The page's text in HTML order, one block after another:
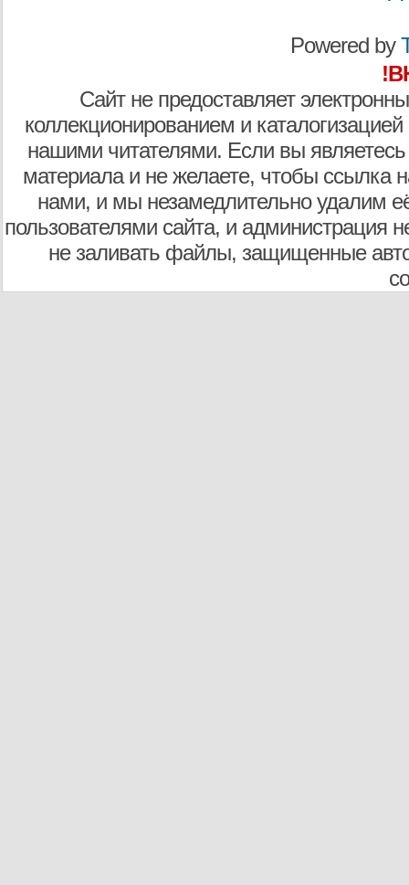
Powered by
Сайт не предоставляет
коллекционированием и
нашими читателями. Если вы являетесь
материала и не желаете, чтобы ссылка
нами, и мы незамедлительно удалим
пользователями сайта, и администрация
не заливать файлы, защищенные